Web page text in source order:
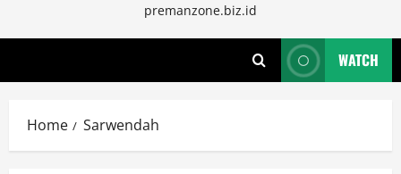
premanzone.biz.id
WATCH
Home Sarwendah